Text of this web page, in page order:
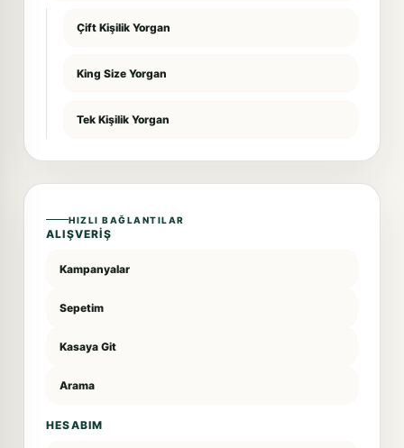
Çift Kişilik Yorgan
King Size Yorgan
Tek Kişilik Yorgan
HIZLI BAĞLANTILAR
ALIŞVERIŞ
Kampanyalar
Sepetim
Kasaya Git
Arama
HESABIM